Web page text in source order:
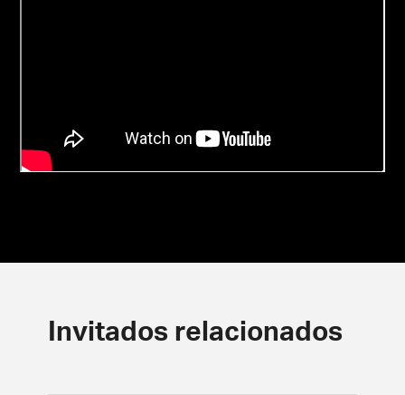
Invitados relacionados